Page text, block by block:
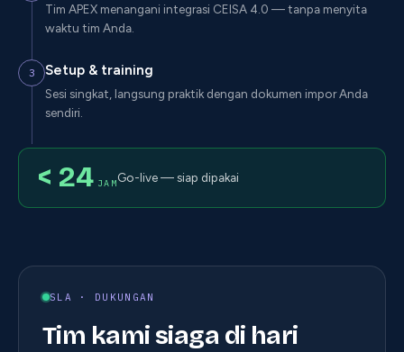
Tim APEX menangani integrasi CEISA 4.0 — tanpa menyita
waktu tim Anda.
3 Setup & training
Sesi singkat, langsung praktik dengan dokumen impor Anda
sendiri.
< 24 JAMGo-live — siap dipakai
SLA · DUKUNGAN
Tim kami siaga di hari